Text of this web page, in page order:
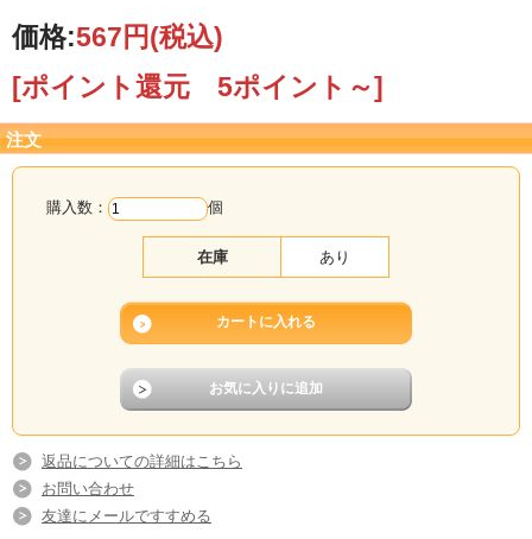
価格:567円(税込)
[ポイント還元 5ポイント～]
注文
購入数： 個
在庫 あり
返品についての詳細はこちら
お問い合わせ
友達にメールですすめる